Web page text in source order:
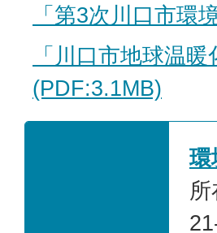
「第3次川口市環
「川口市地球温
(PDF:3.1MB)
環